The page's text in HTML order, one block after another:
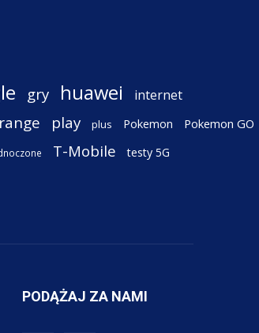
gry huawei internet
play plus Pokemon Pokemon GO
T-Mobile testy 5G
PODĄŻAJ ZA NAMI